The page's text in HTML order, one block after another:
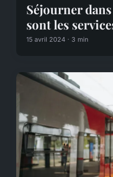
Séjourner
sont les
15 avril 2024 · 3 min